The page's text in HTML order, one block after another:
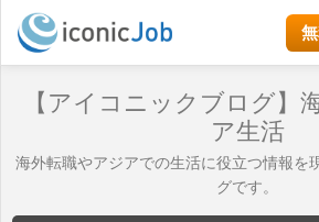
【アイコニックブログ】
ア生活
海外転職やアジアでの生活に役立つ情報を
グです。